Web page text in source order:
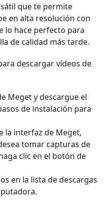
que te permite
en alta resolución con
lo hace perfecto para
de calidad más tarde.
descargar vídeos de
Meget y descargue el
de instalación para
la interfaz de Meget,
tomar capturas de
clic en el botón de
en la lista de descargas